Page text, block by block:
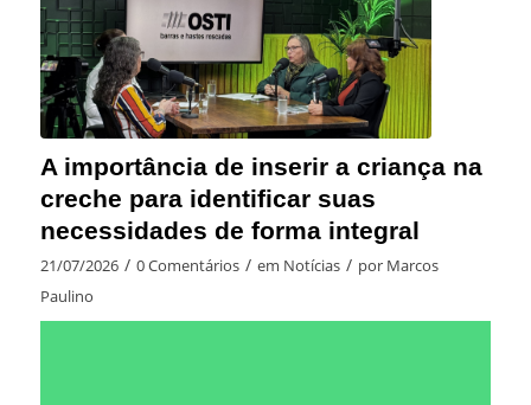
A importância de inserir a criança na
creche para identificar suas
necessidades de forma integral
21/07/2026 / 0 Comentários / em Notícias / por Marcos
Paulino